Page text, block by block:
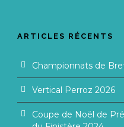
ARTICLES RÉCENTS
Championnats de
Vertical Perroz 2026
Coupe de Noël de